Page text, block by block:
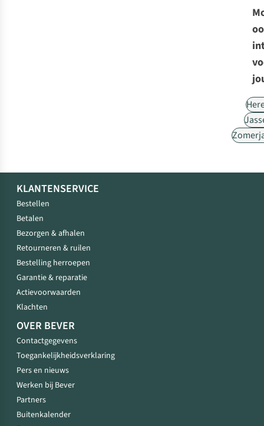
KLANTENSERVICE
Bestellen
Betalen
Bezorgen & afhalen
Retourneren & ruilen
Bestelling herroepen
Garantie & reparatie
Actievoorwaarden
Klachten
OVER BEVER
Contactgegevens
Toegankelijkheidsverklaring
Pers en nieuws
Werken bij Bever
Partners
Buitenkalender